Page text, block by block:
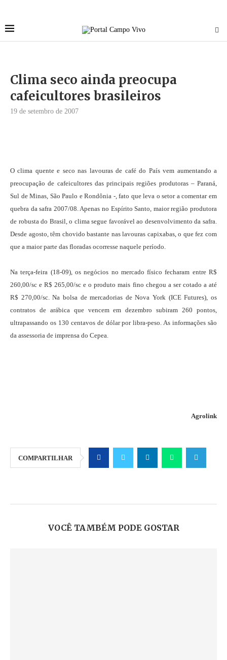
Clima seco ainda preocupa
cafeicultores brasileiros
19 de setembro de 2007
O clima quente e seco nas lavouras de café do País vem aumentando a
preocupação de cafeicultores das principais regiões produtoras – Paraná,
Sul de Minas, São Paulo e Rondônia -, fato que leva o setor a comentar em
quebra da safra 2007/08. Apenas no Espírito Santo, maior região produtora
de robusta do Brasil, o clima segue favorável ao desenvolvimento da safra.
Desde agosto, têm chovido bastante nas lavouras capixabas, o que fez com
que a maior parte das floradas ocorresse naquele período.
Na terça-feira (18-09), os negócios no mercado físico fecharam entre R$
260,00/sc e R$ 265,00/sc e o produto mais fino chegou a ser cotado a até
R$ 270,00/sc. Na bolsa de mercadorias de Nova York (ICE Futures), os
contratos de arábica que vencem em dezembro subiram 260 pontos,
ultrapassando os 130 centavos de dólar por libra-peso. As informações são
da assessoria de imprensa do Cepea.
Agrolink
COMPARTILHAR
VOCÊ TAMBÉM PODE GOSTAR